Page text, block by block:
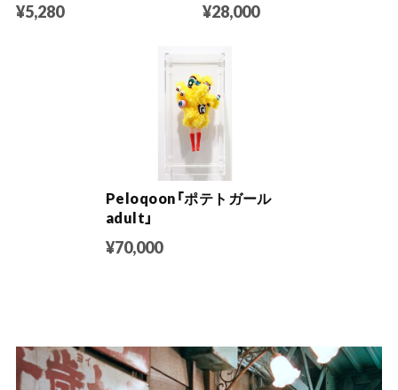
¥5,280 ¥28,000
Peloqoon「ポテトガール
adult」
¥70,000